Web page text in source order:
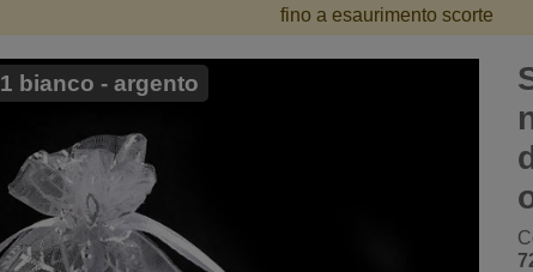
fino a esaurimento scorte
1 bianco - argento